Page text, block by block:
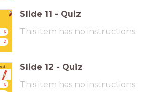
B
D
Slide 11 - Quiz
This item has no instructions
B
Slide 12 - Quiz
This item has no instructions